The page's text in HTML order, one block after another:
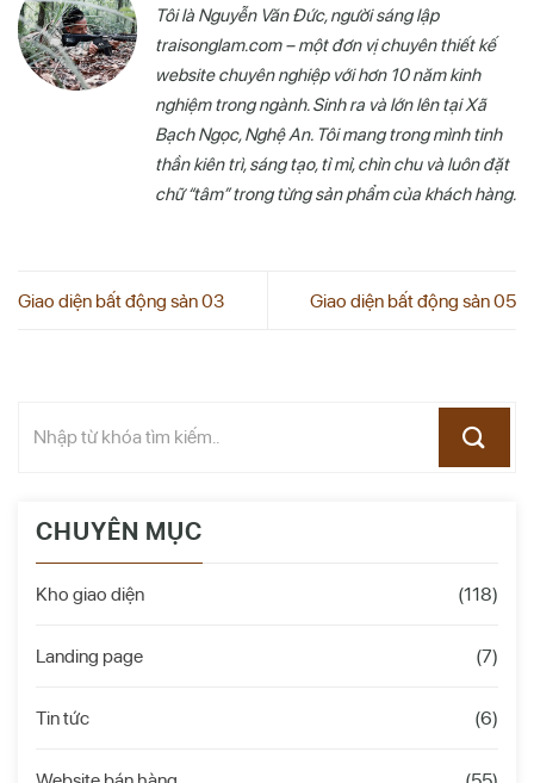
Tôi là Nguyễn Văn Đức, người sáng lập
traisonglam.com – một đơn vị chuyên thiết kế
website chuyên nghiệp với hơn 10 năm kinh
nghiệm trong ngành. Sinh ra và lớn lên tại Xã
Bạch Ngọc, Nghệ An. Tôi mang trong mình tinh
thần kiên trì, sáng tạo, tỉ mỉ, chỉn chu và luôn đặt
chữ “tâm” trong từng sản phẩm của khách hàng.
Giao diện bất động sản 03 Giao diện bất động sản 05
CHUYÊN MỤC
Kho giao diện (118)
Landing page (7)
Tin tức (6)